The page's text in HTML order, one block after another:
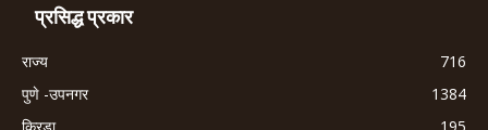
प्रसिद्ध प्रकार
राज्य
716
पुणे -उपनगर
1384